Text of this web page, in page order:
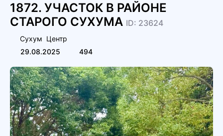
1872. УЧАСТОК В РАЙОНЕ
СТАРОГО СУХУМА ID: 23624
Сухум Центр
29.08.2025
494